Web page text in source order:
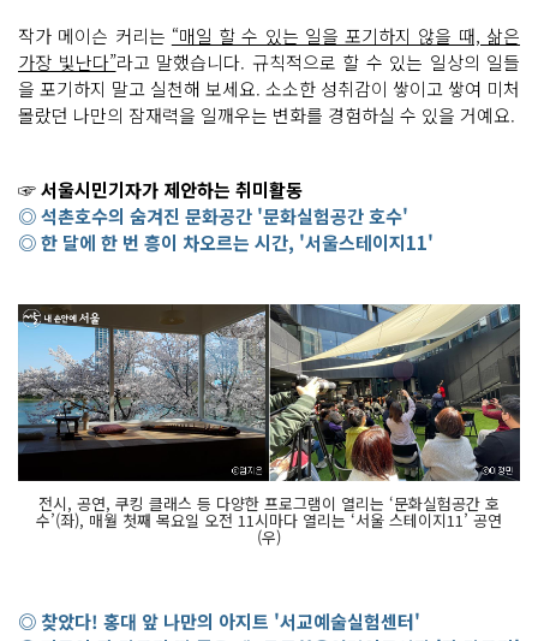
작가 메이슨 커리는 “매일 할 수 있는 일을 포기하지 않을 때, 삶은
가장 빛난다”라고 말했습니다. 규칙적으로 할 수 있는 일상의 일들
을 포기하지 말고 실천해 보세요. 소소한 성취감이 쌓이고 쌓여 미처
몰랐던 나만의 잠재력을 일깨우는 변화를 경험하실 수 있을 거예요.
☞ 서울시민기자가 제안하는 취미활동
◎ 석촌호수의 숨겨진 문화공간 '문화실험공간 호수'
◎ 한 달에 한 번 흥이 차오르는 시간, '서울스테이지11'
전시, 공연, 쿠킹 클래스 등 다양한 프로그램이 열리는 ‘문화실험공간 호
수’(좌), 매월 첫째 목요일 오전 11시마다 열리는 ‘서울 스테이지11’ 공연
(우)
◎ 찾았다! 홍대 앞 나만의 아지트 '서교예술실험센터'